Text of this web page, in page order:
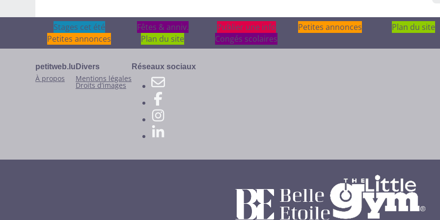
Stages cet été
Stages cet été Fêtes & anniv.
Fêtes & anniv. Publier une info
Publier une info
Petites annonces
Petites annonces
Plan du site
Plan du site
Congés scolaires
petitweb.lu
À propos
Divers
Mentions légales
Droits d’images
Réseaux sociaux